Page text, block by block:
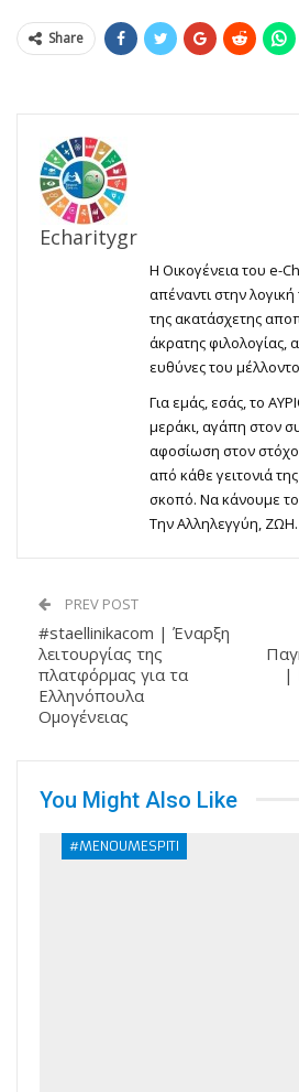
Share
Echaritygr
Η Οικογένεια του e-
απέναντι στην λογική
της ακατάσχετης
άκρατης φιλολογίας,
ευθύνες του
Για εμάς, εσάς, το
μεράκι, αγάπη στον
αφοσίωση στον
από κάθε γειτονιά
σκοπό. Να κάνουμε
Την Αλληλεγγύη, ΖΩΗ.
PREV POST
#staellinikacom | Έναρξη
λειτουργίας της
πλατφόρμας για τα
Ελληνόπουλα
Ομογένειας
|
You Might Also Like
#MENOUMESPITI